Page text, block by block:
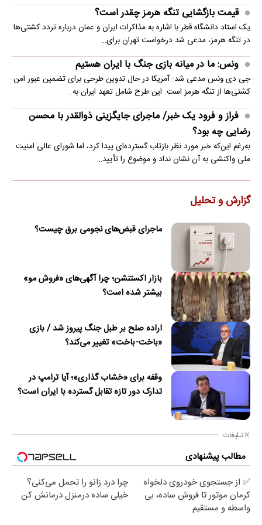
قیمت بازگشایی تنگه هرمز چقدر است؟
یک استاد دانشگاه قطر با اشاره به مذاکرات ایران و عمان درباره تردد کشتی‌ها
در تنگه هرمز، مدعی شد درخواست تهران برای…
ونس: ما در میانه بازی جنگ با ایران هستیم
جی دی ونس مدعی شد: آمریکا در حال تدوین طرحی برای تضمین عبور امن
کشتی‌ها از تنگه هرمز است. این طرح شامل تعهد ایران به…
فراز و فرود یک خبر/ ماجرای جایگزینی ذوالقدر با محسن
رضایی چه بود؟
به‌رغم این‌که خبر مورد نظر بازتاب گسترده‌ای پیدا کرد، اما شورای عالی امنیت
ملی واکنشی به آن نشان نداد و موضوع را تأیید…
گزارش و تحلیل
ماجرای قبض‌های نجومی برق چیست؟
بازار اکستنشن؛ چرا آگهی‌های «فروش مو»
بیشتر شده است؟
اراده صلح بر طبل جنگ پیروز شد / بازی
«باخت-باخت» تغییر می‌کند؟
وقفه برای «خشاب گذاری»؛ آیا ترامپ در
تدارک دور تازه تقابل گسترده با ایران است؟
تبلیغات
مطالب پیشنهادی
✅ از جستجوی خودروی دلخواه
کرمان موتور تا فروش ساده، بی
واسطه و مستقیم
چرا درد زانو را تحمل می‌کنی؟
خیلی ساده درمنزل درمانش کن